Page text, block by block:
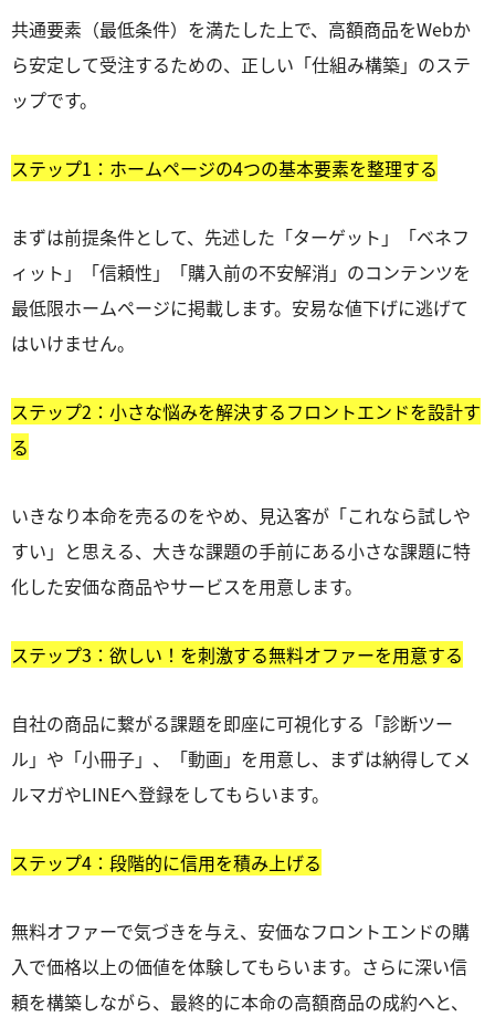
共通要素（最低条件）を満たした上で、高額商品をWebか
ら安定して受注するための、正しい「仕組み構築」のステ
ップです。
ステップ1：ホームページの4つの基本要素を整理する
まずは前提条件として、先述した「ターゲット」「ベネフ
ィット」「信頼性」「購入前の不安解消」のコンテンツを
最低限ホームページに掲載します。安易な値下げに逃げて
はいけません。
ステップ2：小さな悩みを解決するフロントエンドを設計す
る
いきなり本命を売るのをやめ、見込客が「これなら試しや
すい」と思える、大きな課題の手前にある小さな課題に特
化した安価な商品やサービスを用意します。
ステップ3：欲しい！を刺激する無料オファーを用意する
自社の商品に繋がる課題を即座に可視化する「診断ツー
ル」や「小冊子」、「動画」を用意し、まずは納得してメ
ルマガやLINEへ登録をしてもらいます。
ステップ4：段階的に信用を積み上げる
無料オファーで気づきを与え、安価なフロントエンドの購
入で価格以上の価値を体験してもらいます。さらに深い信
頼を構築しながら、最終的に本命の高額商品の成約へと、